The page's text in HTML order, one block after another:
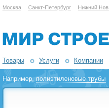
Москва Санкт-Петербург Нижний
Товары Услуги Компании
Например,полиэтиленовые трубы